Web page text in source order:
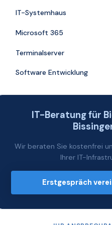
IT-Systemhaus
Microsoft 365
Terminalserver
Software Entwicklung
IT-Beratung für
Wir beraten Sie kostenfrei
Ihrer IT-
Erstgespräch